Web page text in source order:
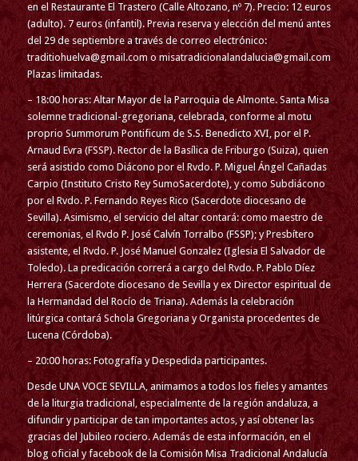
en el Restaurante El Trastero (Calle Altozano, nº 7). Precio: 12 euros
(adulto). 7 euros (infantil). Previa reserva y elección del menú antes
del 29 de septiembre a través de correo electrónico:
traditiohuelva@gmail.com o misatradicionalandalucia@gmail.com
Plazas limitadas.
– 18:00 horas: Altar Mayor de la Parroquia de Almonte. Santa Misa
solemne tradicional-gregoriana, celebrada, conforme al motu
proprio Summorum Pontificum de S.S. Benedicto XVI, por el P.
Arnaud Evra (FSSP). Rector de la Basílica de Friburgo (Suiza), quien
será asistido como Diácono por el Rvdo. P. Miguel Ángel Cañadas
Carpio (Instituto Cristo Rey SumoSacerdote), y como Subdiácono
por el Rvdo. P. Fernando Reyes Rico (Sacerdote diocesano de
Sevilla). Asimismo, el servicio del altar contará: como maestro de
ceremonias, el Rvdo P. José Calvín Torralbo (FSSP); y Presbítero
asistente, el Rvdo. P. José Manuel Gonzalez (Iglesia El Salvador de
Toledo). La predicación correrá a cargo del Rvdo. P. Pablo Díez
Herrera (Sacerdote diocesano de Sevilla y ex Director espiritual de
la Hermandad del Rocío de Triana). Además la celebración
litúrgica contará Schola Gregoriana y Organista procedentes de
Lucena (Córdoba).
– 20:00 horas: Fotografía y Despedida participantes.
Desde UNA VOCE SEVILLA, animamos a todos los fieles y amantes
de la liturgia tradicional, especialmente de la región andaluza, a
difundir y participar de tan importantes actos, y así obtener las
gracias del Jubileo rociero. Además de esta información, en el
blog oficial y facebook de la Comisión Misa Tradicional Andalucía